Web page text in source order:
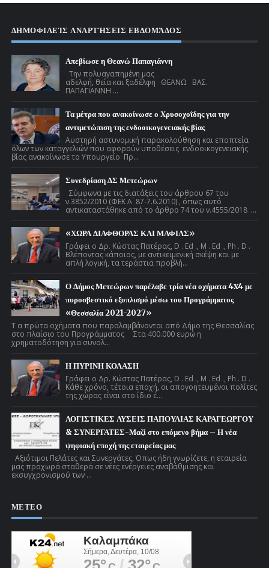
ΔΗΜΟΦΙΛΕΊΣ ΑΝΑΡΤΉΣΕΙΣ ΕΒΔΟΜΆΔΟΣ
Απεβίωσε η Θεανώ Παπαγιάννη
Την πολυαγαπημένη μας
αδελφή, θεία και ξαδέλφη ΘΕΑΝΩ ΒΑΣ.
ΠΑΠΑΓΙΑΝΝΗ ...
Τα μέτρα που ανακοίνωσε ο Χρυσοχοΐδης για την
αντιμετώπιση της ενδοοικογενειακής βίας
Αυστηρή αστυνομική παρακολούθηση και εποπτεία
όλων των καταγγελιών που αφορούν υποθέσεις ενδοοικογενειακής
βίας ανακοίνωσε το Υπουργείο Πρ...
Συνεδρίαση ΔΣ Μετεώρων
Σύμφωνα με τις διατάξεις του άρθρου 67 του
ν.3852/2010 (ΦΕΚ Α ́ 87-7.6.2010) , όπως αυτό
αντικαταστάθηκε από το άρθρο 74 του ν.4555/2018 ...
«ΧΩΡΑ ΔΙΑΦΘΟΡΑΣ ΚΑΙ ΜΑΦΙΑΣ»
Γράφει ο Δρ. Κώστας Πατέρας, D . Ed ., M . Ed ., Ph . D .
Βλέποντας κάποιος, με αντικειμενική σκέψη και με
απλή λογική, τα τεράστια προβλή...
Ο Δήμος Μετεώρων παρέλαβε τρία νέα οχήματα 4x4 με
πυροσβεστικό εξοπλισμό μέσω του Προγράμματος
«Θεσσαλία 2021-2027»
Τ α πρώτα οχήματα που παραλαμβάνονται από Δήμο της Θεσσαλίας
στο πλαίσιο του Προγράμματος Στα 400.000 ευρώ η
χρηματοδότηση για συνολ...
Η ΠΥΡΙΝΗ ΚΟΛΑΣΗ
Γράφει ο Δρ. Κώστας Πατέρας, D . Ed ., M . Ed ., Ph . D .
Κάθε χρόνο, τέτοια εποχή, οι απογοητευμένοι πολίτες
της χώρας είναι στο ίδιο έ...
ΛΟΓΙΣΤΙΚΕΣ ΛΥΣΕΙΣ ΠΑΠΟΥΛΙΑΣ ΚΑΡΑΓΕΩΡΓΟΥ
& ΣΥΝΕΡΓΑΤΕΣ-Μαζί στο επόμενο βήμα – Η νέα
ψηφιακή εποχή της εταιρείας μας
Αξιότιμοι Πελάτες και Συνεργάτες, Όπως ήδη γνωρίζετε, η εταιρεία
μας προχωρά σταθερά σε νέες ενέργειες αναβάθμισης και
εκσυγχρονισμού των ...
ΜΕΤΕΟ